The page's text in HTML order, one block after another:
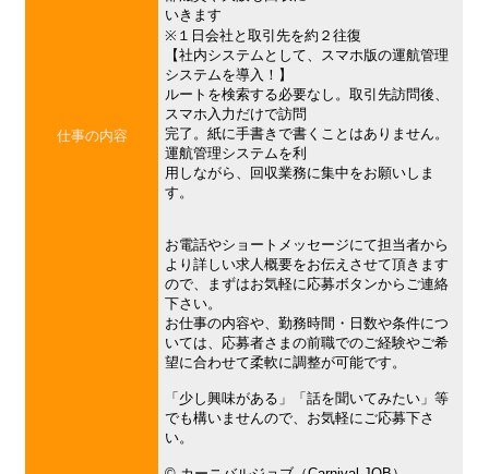
仕事の内容
いきます
※１日会社と取引先を約２往復
【社内システムとして、スマホ版の運航管理
システムを導入！】
ルートを検索する必要なし。取引先訪問後、
スマホ入力だけで訪問
完了。紙に手書きで書くことはありません。
運航管理システムを利
用しながら、回収業務に集中をお願いしま
す。
お電話やショートメッセージにて担当者から
より詳しい求人概要をお伝えさせて頂きます
ので、まずはお気軽に応募ボタンからご連絡
下さい。
お仕事の内容や、勤務時間・日数や条件につ
いては、応募者さまの前職でのご経験やご希
望に合わせて柔軟に調整が可能です。
「少し興味がある」「話を聞いてみたい」等
でも構いませんので、お気軽にご応募下さ
い。